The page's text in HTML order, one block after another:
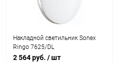
Накладной светильник Sonex
Ringo 7625/DL
2 564 руб. / шт